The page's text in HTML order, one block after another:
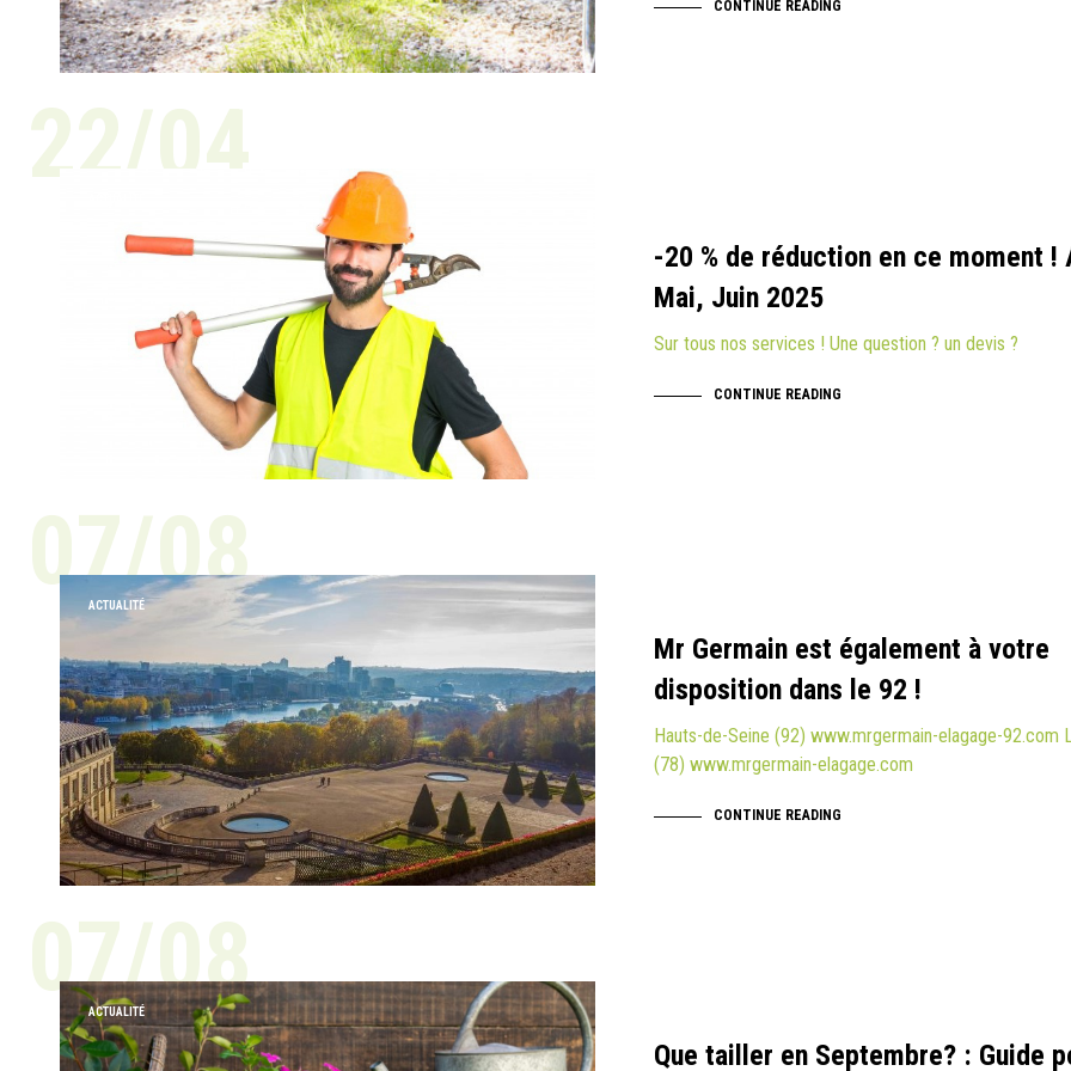
CONTINUE READING
22/04
-20 % de réduction en ce moment !
Mai, Juin 2025
Sur tous nos services ! Une question ? un devis ?
CONTINUE READING
07/08
ACTUALITÉ
Mr Germain est également à votre
disposition dans le 92 !
Hauts-de-Seine (92) www.mrgermain-elagage-92.com
(78) www.mrgermain-elagage.com
CONTINUE READING
07/08
ACTUALITÉ
Que tailler en Septembre? : Guide